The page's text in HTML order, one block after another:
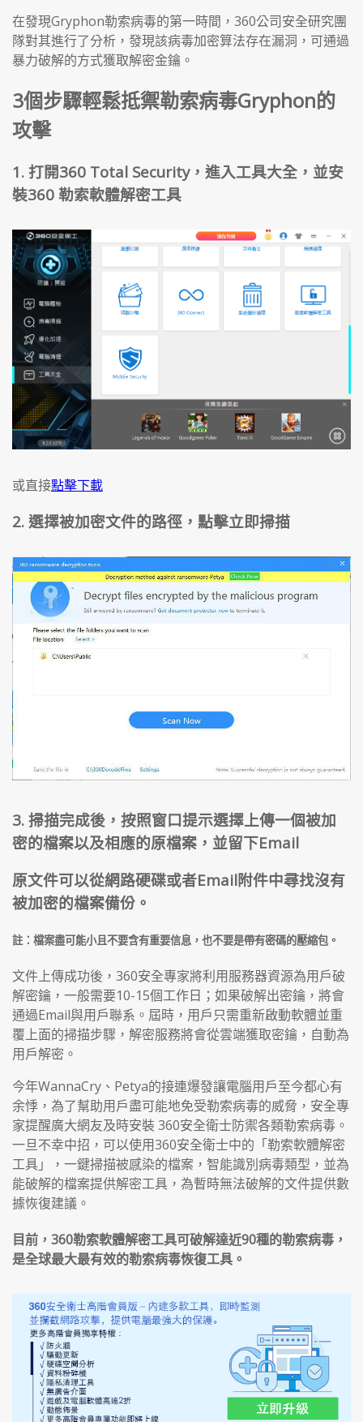
在發現Gryphon勒索病毒的第一時間，360公司安全研究團
隊對其進行了分析，發現該病毒加密算法存在漏洞，可通過
暴力破解的方式獲取解密金鑰。
3個步驟輕鬆抵禦勒索病毒Gryphon的
攻擊
1. 打開360 Total Security，進入工具大全， 並安
裝360 勒索軟體解密工具
或直接點擊下載
2. 選擇被加密文件的路徑，點擊立即掃描
3. 掃描完成後，按照窗口提示選擇上傳一個被加
密的檔案以及相應的原檔案，並留下Email
原文件可以從網路硬碟或者Email附件中尋找沒有
被加密的檔案備份。
註：檔案盡可能小且不要含有重要信息，也不要是帶有密碼的壓縮包。
文件上傳成功後，360安全專家將利用服務器資源為用戶破
解密鑰，一般需要10-15個工作日；如果破解出密鑰，將會
通過Email與用戶聯系。屆時，用戶只需重新啟動軟體並重
覆上面的掃描步驟，解密服務將會從雲端獲取密鑰，自動為
用戶解密。
今年WannaCry、Petya的接連爆發讓電腦用戶至今都心有
余悸，為了幫助用戶盡可能地免受勒索病毒的威脅，安全專
家提醒廣大網友及時安裝 360安全衛士防禦各類勒索病毒。
一旦不幸中招，可以使用360安全衛士中的「勒索軟體解密
工具」，一鍵掃描被感染的檔案，智能識別病毒類型，並為
能破解的檔案提供解密工具，為暫時無法破解的文件提供數
據恢復建議。
目前，360勒索軟體解密工具可破解達近90種的勒索病毒，
是全球最大最有效的勒索病毒恢復工具。